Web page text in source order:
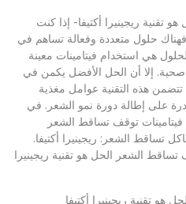
تقنية ريجينيرا أكتيفا- إذا كنت
حلول متعددة وفعالة تساهم في
هي استخدام فيتامينات معينة
إلا أن الحل الأفضل يكمن في
تتضمن هذه التقنية عوامل مغذية
على إطالة دورة نمو الشعر. في
توقف تساقط الشعر
تساقط الشعر: ريجينيرا أكتيفا.
الشعر الحل هو تقنية ريجينيرا